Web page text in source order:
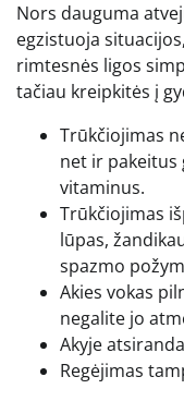
Nors dauguma
egzistuoja
rimtesnės ligos
tačiau kreipkitės į
Trūkčiojimas
net ir pakeitus
vitaminus.
Trūkčiojimas
lūpas,
spazmo
Akies vokas
negalite jo
Akyje
Regėjimas